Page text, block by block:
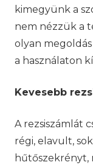
kimegyünk a
nem nézzük a
olyan
a használaton
Kevesebb
A rezsiszámlát
régi, elavult,
hűtőszekrényt,